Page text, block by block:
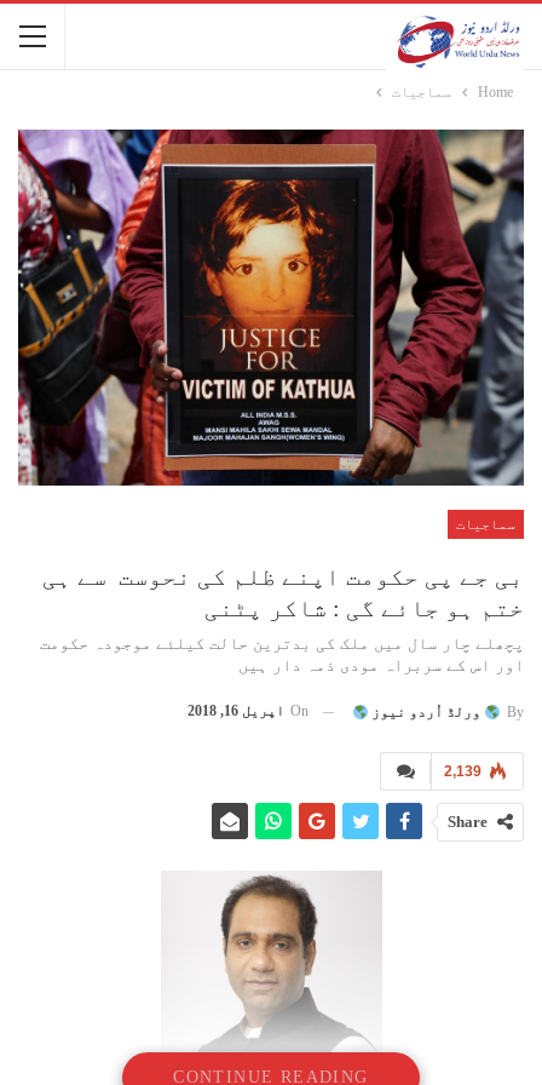
Home سماجیات
سماجیات
بی جے پی حکومت اپنے ظلم کی نحوست سے ہی
ختم ہو جائے گی : شاکر پٹنی
پچھلے چار سال میں ملک کی بدترین حالت کیلئے موجودہ حکومت
اور اس کے سربراہ مودی ذمہ دار ہیں
By ورلڈ اُردو نیوز On اپریل 16, 2018
2,139
Share
CONTINUE READING